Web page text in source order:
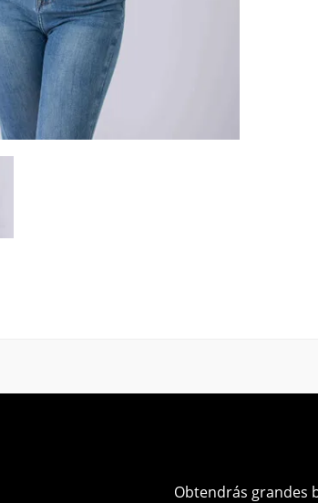
Obtendrás grandes